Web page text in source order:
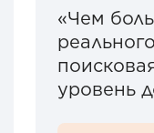
«Чем
уровень